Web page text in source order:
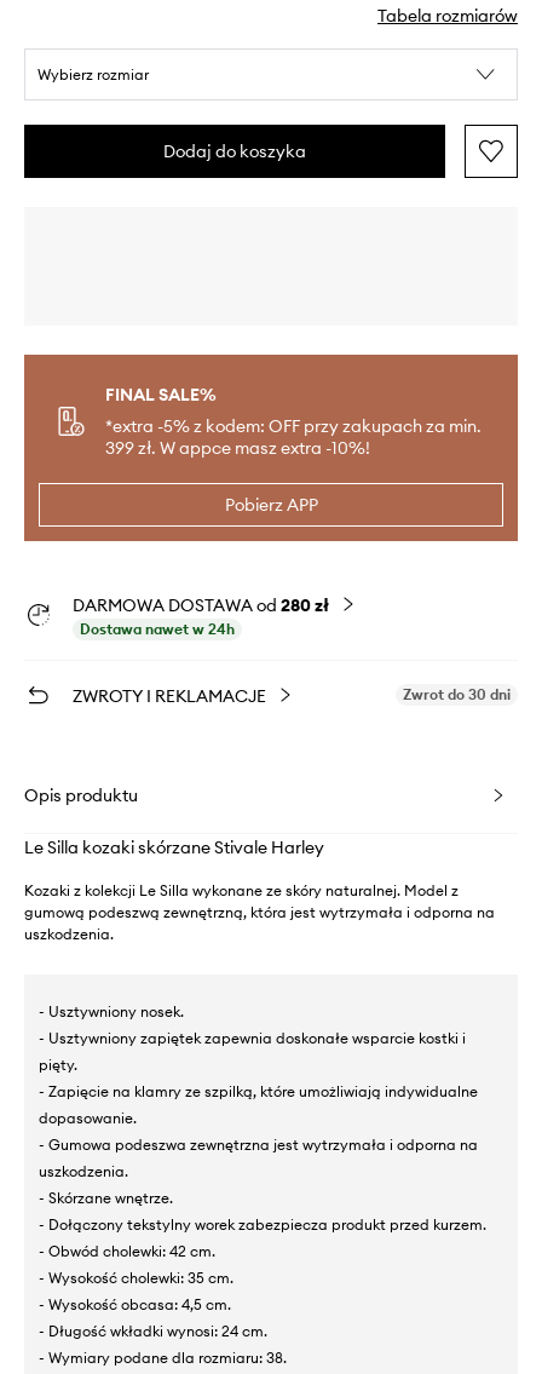
Tabela rozmiarów
Wybierz rozmiar
Dodaj do koszyka
FINAL SALE%
*extra -5% z kodem: OFF przy zakupach za min.
399 zł. W appce masz extra -10%!
Pobierz APP
DARMOWA DOSTAWA od 280 zł
Dostawa nawet w 24h
ZWROTY I REKLAMACJE Zwrot do 30 dni
Opis produktu
Le Silla kozaki skórzane Stivale Harley
Kozaki z kolekcji Le Silla wykonane ze skóry naturalnej. Model z
gumową podeszwą zewnętrzną, która jest wytrzymała i odporna na
uszkodzenia.
- Usztywniony nosek.
- Usztywniony zapiętek zapewnia doskonałe wsparcie kostki i
pięty.
- Zapięcie na klamry ze szpilką, które umożliwiają indywidualne
dopasowanie.
- Gumowa podeszwa zewnętrzna jest wytrzymała i odporna na
uszkodzenia.
- Skórzane wnętrze.
- Dołączony tekstylny worek zabezpiecza produkt przed kurzem.
- Obwód cholewki: 42 cm.
- Wysokość cholewki: 35 cm.
- Wysokość obcasa: 4,5 cm.
- Długość wkładki wynosi: 24 cm.
- Wymiary podane dla rozmiaru: 38.